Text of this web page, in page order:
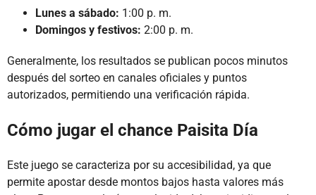
Lunes a sábado: 1:00 p. m.
Domingos y festivos: 2:00 p. m.
Generalmente, los resultados se publican pocos minutos
después del sorteo en canales oficiales y puntos
autorizados, permitiendo una verificación rápida.
Cómo jugar el chance Paisita Día
Este juego se caracteriza por su accesibilidad, ya que
permite apostar desde montos bajos hasta valores más